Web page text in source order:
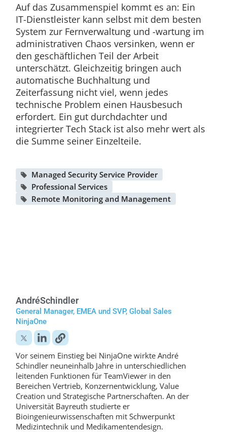
Auf das Zusammenspiel kommt es an: Ein
IT-Dienstleister kann selbst mit dem besten
System zur Fernverwaltung und -wartung im
administrativen Chaos versinken, wenn er
den geschäftlichen Teil der Arbeit
unterschätzt. Gleichzeitig bringen auch
automatische Buchhaltung und
Zeiterfassung nicht viel, wenn jedes
technische Problem einen Hausbesuch
erfordert. Ein gut durchdachter und
integrierter Tech Stack ist also mehr wert als
die Summe seiner Einzelteile.
Managed Security Service Provider
Professional Services
Remote Monitoring and Management
AndréSchindler
General Manager, EMEA und SVP, Global Sales
NinjaOne
Vor seinem Einstieg bei NinjaOne wirkte André
Schindler neuneinhalb Jahre in unterschiedlichen
leitenden Funktionen für TeamViewer in den
Bereichen Vertrieb, Konzernentwicklung, Value
Creation und Strategische Partnerschaften. An der
Universität Bayreuth studierte er
Bioingenieurwissenschaften mit Schwerpunkt
Medizintechnik und Medikamentendesign.